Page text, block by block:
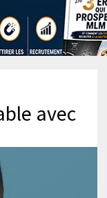
avec